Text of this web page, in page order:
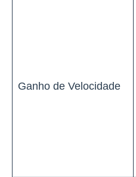
Ganho de Velocidade